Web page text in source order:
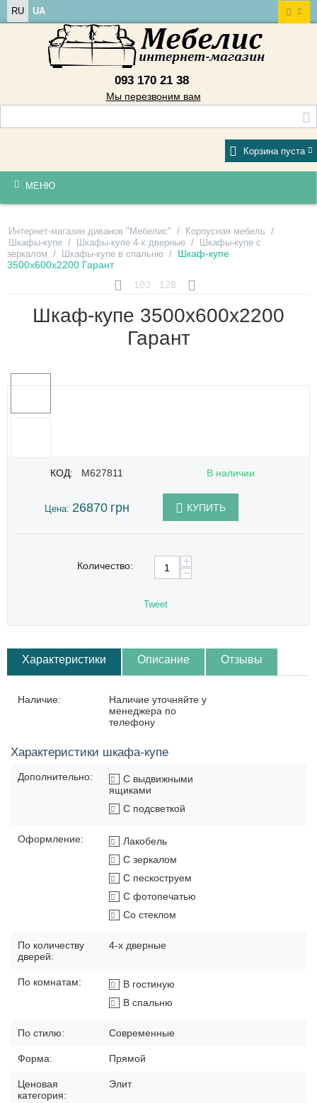
RU UA
093 170 21 38
Мы перезвоним вам
Корзина пуста
МЕНЮ
Интернет-магазин диванов "Мебелис" / Корпусная мебель /
Шкафы-купе / Шкафы-купе 4-х дверные /
Шкафы-купе с
зеркалом / Шкафы-купе в спальню / Шкаф-купе
3500х600х2200 Гарант
103
128
Шкаф-купе 3500х600х2200
Гарант
КОД: M627811 В наличии
Цена: 26870 грн КУПИТЬ
Количество:
+
−
Tweet
Характеристики Описание Отзывы
Наличие:
Наличие уточняйте у
менеджера по
телефону
Характеристики шкафа-купе
Дополнительно:
С выдвижными
ящиками
С подсветкой
Оформление:
Лакобель
С зеркалом
С пескоструем
С фотопечатью
Со стеклом
По количеству
дверей:
4-х дверные
По комнатам:
В гостиную
В спальню
По стилю: Современные
Форма: Прямой
Ценовая
категория:
Элит